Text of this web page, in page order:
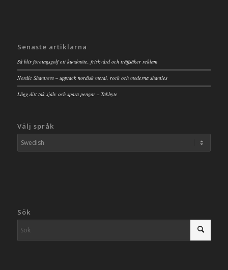
Senaste artiklarna
Så blir företagsgolf ett kundmöte, friskvård och träffsäker reklam
Nordic Shantress – upptäck nordisk metal, rock och moderna shanties
Lägg ditt tak själv och spara pengar – Takbyte
Välj språk
Sök